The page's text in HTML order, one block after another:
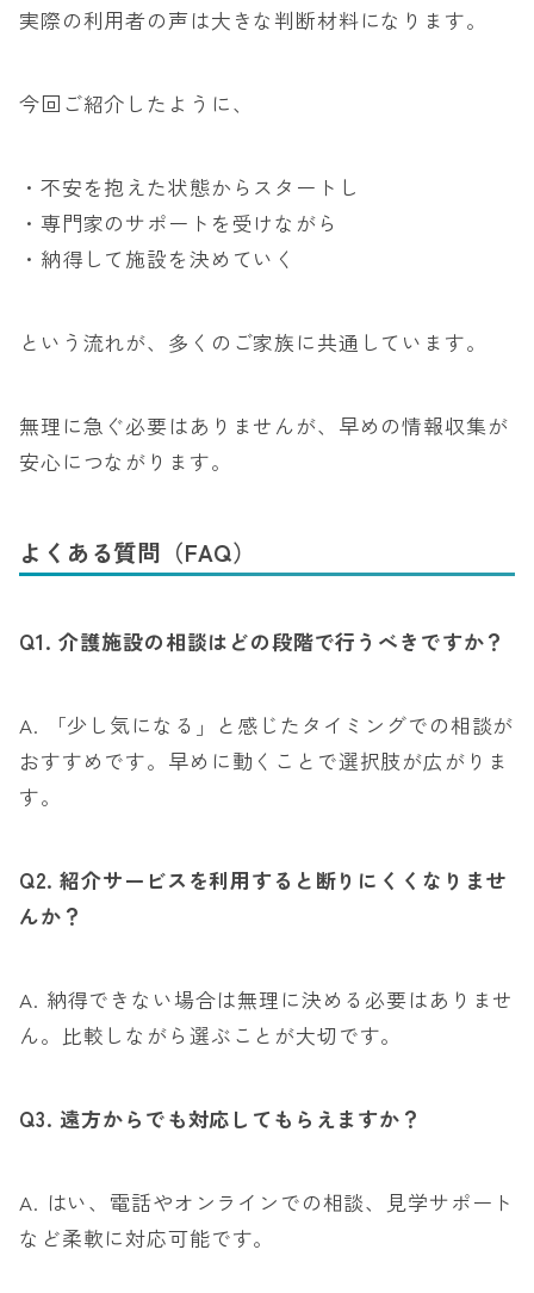
実際の利用者の声は大きな判断材料になります。
今回ご紹介したように、
・不安を抱えた状態からスタートし
・専門家のサポートを受けながら
・納得して施設を決めていく
という流れが、多くのご家族に共通しています。
無理に急ぐ必要はありませんが、早めの情報収集が
安心につながります。
よくある質問（FAQ）
Q1.介護施設の相談はどの段階で行うべきですか？
A. 「少し気になる」と感じたタイミングでの相談が
おすすめです。早めに動くことで選択肢が広がりま
す。
Q2.紹介サービスを利用すると断りにくくなりませ
んか？
A. 納得できない場合は無理に決める必要はありませ
ん。比較しながら選ぶことが大切です。
Q3.遠方からでも対応してもらえますか？
A. はい、電話やオンラインでの相談、見学サポート
など柔軟に対応可能です。